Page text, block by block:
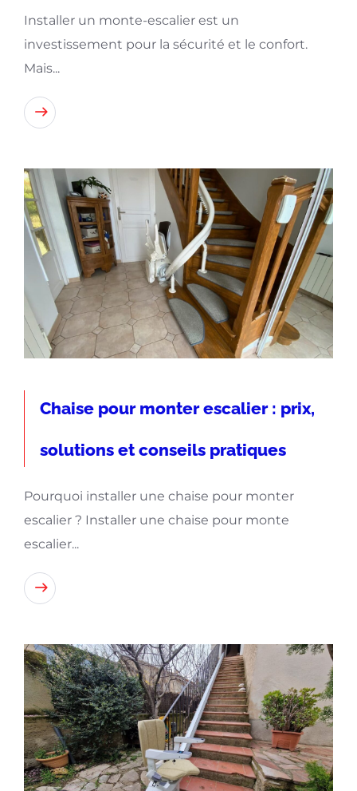
Installer un monte-escalier est un
investissement pour la sécurité et le confort.
Mais...
Chaise pour monter escalier : prix,
solutions et conseils pratiques
Pourquoi installer une chaise pour monter
escalier ? Installer une chaise pour monte
escalier...